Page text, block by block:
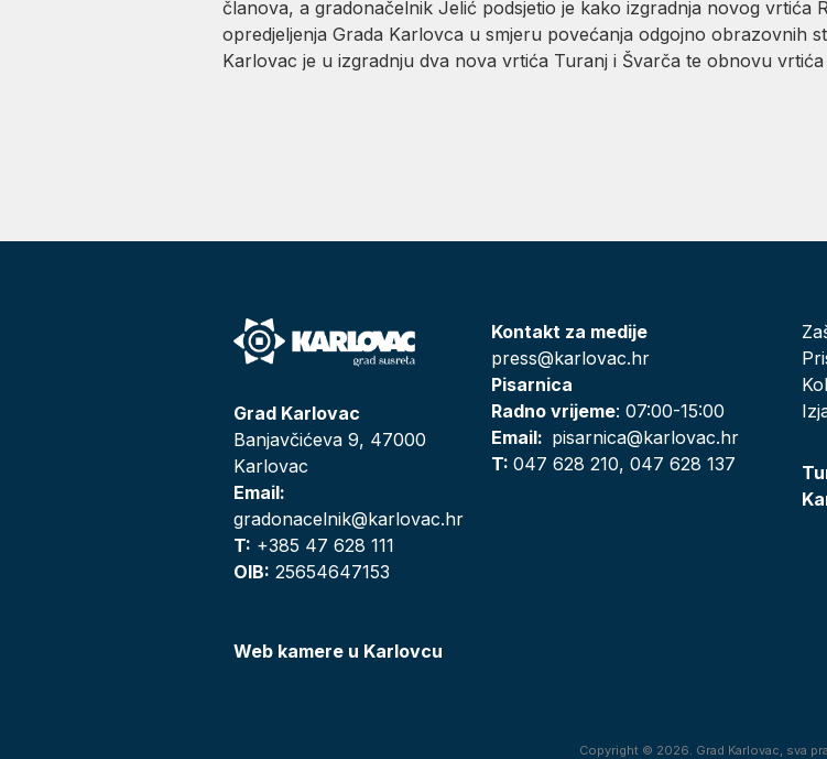
članova, a gradonačelnik Jelić podsjetio je kako izgradnja novog vrtića
opredjeljenja Grada Karlovca u smjeru povećanja odgojno obrazovnih
Karlovac je u izgradnju dva nova vrtića Turanj i Švarča te obnovu
Grad Karlovac
Banjavčićeva 9, 47000
Karlovac
Email:
gradonacelnik@karlovac.hr
T: +385 47 628 111
OIB: 25654647153
Web kamere u Karlovcu
Kontakt za medije
press@karlovac.hr
Pisarnica
Radno vrijeme: 07:00-15:00
Email: pisarnica@karlovac.hr
T:047 628 210, 047 628 137
Copyright © 2026. Grad Karlovac, sva